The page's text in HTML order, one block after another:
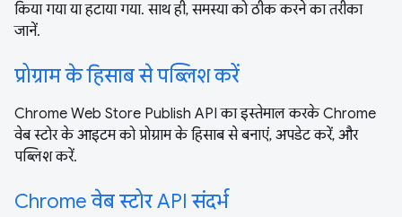
किया गया या हटाया गया. साथ ही, समस्या को ठीक करने का तरीका
जानें.
प्रोग्राम के हिसाब से पब्लिश करें
Chrome Web Store Publish API का इस्तेमाल करके Chrome
वेब स्टोर के आइटम को प्रोग्राम के हिसाब से बनाएं, अपडेट करें, और
पब्लिश करें.
Chrome वेब स्टोर API संदर्भ